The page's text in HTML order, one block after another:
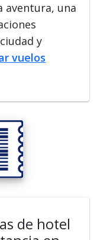
aventura, una
y
vuelos
de hotel